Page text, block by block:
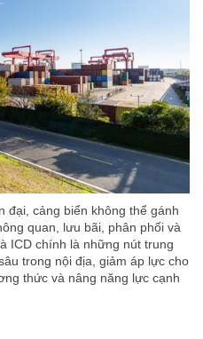
đại, cảng biển không thể gánh
quan, lưu bãi, phân phối và
ICD chính là những nút trung
trong nội địa, giảm áp lực cho
thức và nâng năng lực cạnh